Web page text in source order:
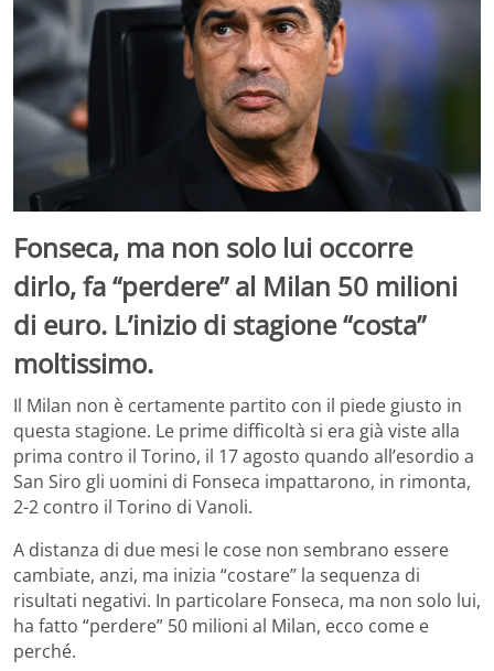
Fonseca, ma non solo lui occorre
dirlo, fa “perdere” al Milan 50 milioni
di euro. L’inizio di stagione “costa”
moltissimo.
Il Milan non è certamente partito con il piede giusto in
questa stagione. Le prime difficoltà si era già viste alla
prima contro il Torino, il 17 agosto quando all’esordio a
San Siro gli uomini di Fonseca impattarono, in rimonta,
2-2 contro il Torino di Vanoli.
A distanza di due mesi le cose non sembrano essere
cambiate, anzi, ma inizia “costare” la sequenza di
risultati negativi. In particolare Fonseca, ma non solo lui,
ha fatto “perdere” 50 milioni al Milan, ecco come e
perché.